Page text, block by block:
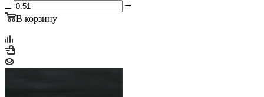
В корзину